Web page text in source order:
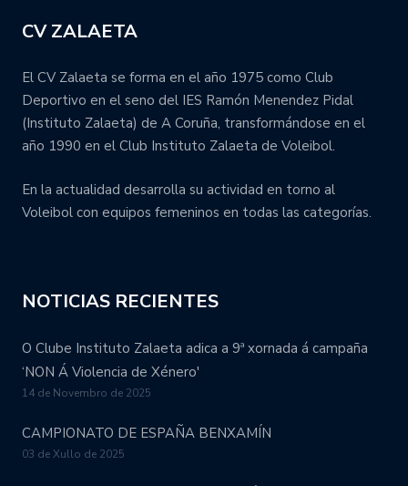
CV ZALAETA
El CV Zalaeta se forma en el año 1975 como Club
Deportivo en el seno del IES Ramón Menendez Pidal
(Instituto Zalaeta) de A Coruña, transformándose en el
año 1990 en el Club Instituto Zalaeta de Voleibol.
En la actualidad desarrolla su actividad en torno al
Voleibol con equipos femeninos en todas las categorías.
NOTICIAS RECIENTES
O Clube Instituto Zalaeta adica a 9ª xornada á campaña
‘NON Á Violencia de Xénero'
14 de Novembro de 2025
CAMPIONATO DE ESPAÑA BENXAMÍN
03 de Xullo de 2025